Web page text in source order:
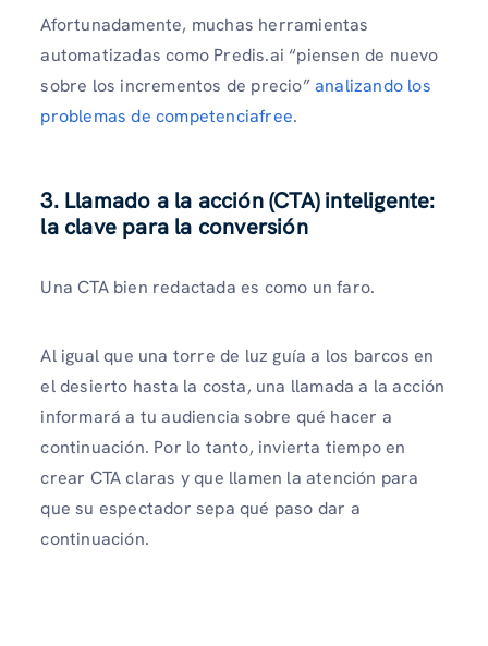
Afortunadamente, muchas herramientas
automatizadas como Predis.ai “piensen de nuevo
sobre los incrementos de precio”analizando los
problemas de competenciafree.
3. Llamado a la acción (CTA) inteligente:
la clave para la conversión
Una CTA bien redactada es como un faro.
Al igual que una torre de luz guía a los barcos en
el desierto hasta la costa, una llamada a la acción
informará a tu audiencia sobre qué hacer a
continuación. Por lo tanto, invierta tiempo en
crear CTA claras y que llamen la atención para
que su espectador sepa qué paso dar a
continuación.